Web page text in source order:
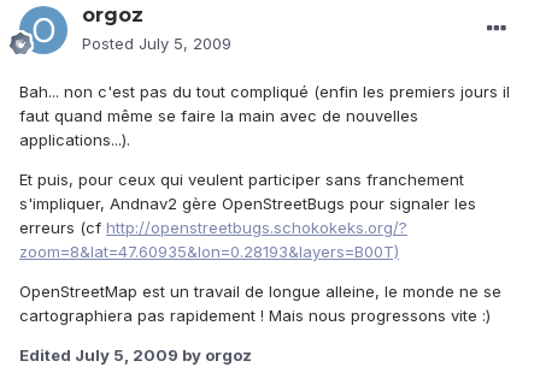
orgoz
Posted July 5, 2009
Bah... non c'est pas du tout compliqué (enfin les premiers jours il
faut quand même se faire la main avec de nouvelles
applications...).
Et puis, pour ceux qui veulent participer sans franchement
s'impliquer, Andnav2 gère OpenStreetBugs pour signaler les
erreurs (cf http://openstreetbugs.schokokeks.org/?
zoom=8&lat=47.60935&lon=0.28193&layers=B00T)
OpenStreetMap est un travail de longue alleine, le monde ne se
cartographiera pas rapidement ! Mais nous progressons vite :)
Edited July 5, 2009 by orgoz